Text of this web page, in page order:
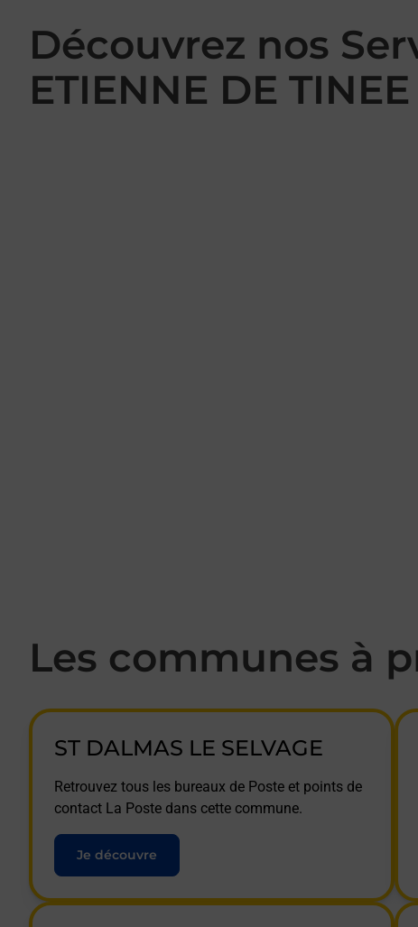
Découvrez nos
ETIENNE DE TINEE
Les communes à
ST DALMAS LE SELVAGE
Retrouvez tous les bureaux de Poste et points de
contact La Poste dans cette commune.
Je découvre